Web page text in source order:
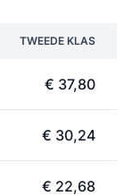
TWEEDE KLAS
€ 37,80
€ 30,24
€ 22,68